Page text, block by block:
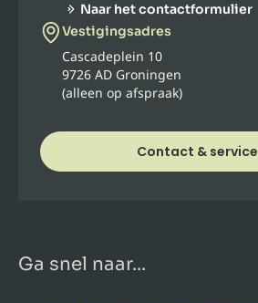
Naar het contactformulier
Vestigingsadres
Cascadeplein 10
9726 AD Groningen
(alleen op afspraak)
Contact & service
Ga snel naar...